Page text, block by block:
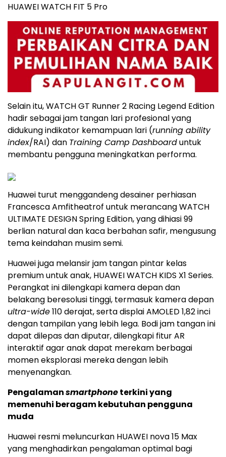
HUAWEI WATCH FIT 5 Pro
Selain itu, WATCH GT Runner 2 Racing Legend Edition
hadir sebagai jam tangan lari profesional yang
didukung indikator kemampuan lari (running ability
index/RAI) dan Training Camp Dashboarduntuk
membantu pengguna meningkatkan performa.
Huawei turut menggandeng desainer perhiasan
Francesca Amfitheatrof untuk merancang WATCH
ULTIMATE DESIGN Spring Edition, yang dihiasi 99
berlian natural dan kaca berbahan safir, mengusung
tema keindahan musim semi.
Huawei juga melansir jam tangan pintar kelas
premium untuk anak, HUAWEI WATCH KIDS X1 Series.
Perangkat ini dilengkapi kamera depan dan
belakang beresolusi tinggi, termasuk kamera depan
ultra-wide110 derajat, serta displai AMOLED 1,82 inci
dengan tampilan yang lebih lega. Bodi jam tangan ini
dapat dilepas dan diputar, dilengkapi fitur AR
interaktif agar anak dapat merekam berbagai
momen eksplorasi mereka dengan lebih
menyenangkan.
Pengalamansmartphoneterkini yang
memenuhi beragam kebutuhan pengguna
muda
Huawei resmi meluncurkan HUAWEI nova 15 Max
yang menghadirkan pengalaman optimal bagi